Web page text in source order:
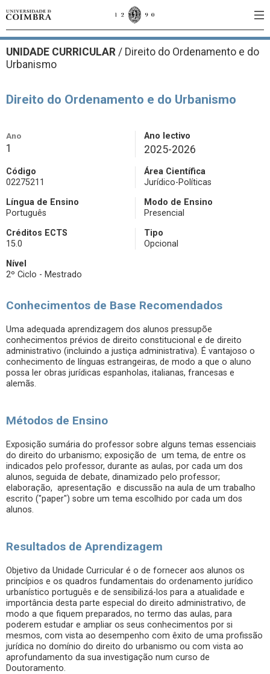
UNIDADE CURRICULAR / Direito do Ordenamento e do
Urbanismo
Direito do Ordenamento e do Urbanismo
Ano
1
Ano lectivo
2025-2026
Código
02275211
Área Científica
Jurídico-Políticas
Língua de Ensino
Português
Modo de Ensino
Presencial
Créditos ECTS
15.0
Tipo
Opcional
Nível
2º Ciclo - Mestrado
Conhecimentos de Base Recomendados
Uma adequada aprendizagem dos alunos pressupõe
conhecimentos prévios de direito constitucional e de direito
administrativo (incluindo a justiça administrativa). É vantajoso o
conhecimento de línguas estrangeiras, de modo a que o aluno
possa ler obras jurídicas espanholas, italianas, francesas e
alemãs.
Métodos de Ensino
Exposição sumária do professor sobre alguns temas essenciais
do direito do urbanismo; exposição de um tema, de entre os
indicados pelo professor, durante as aulas, por cada um dos
alunos, seguida de debate, dinamizado pelo professor;
elaboração, apresentação e discussão na aula de um trabalho
escrito ("paper") sobre um tema escolhido por cada um dos
alunos.
Resultados de Aprendizagem
Objetivo da Unidade Curricular é o de fornecer aos alunos os
princípios e os quadros fundamentais do ordenamento jurídico
urbanístico português e de sensibilizá-los para a atualidade e
importância desta parte especial do direito administrativo, de
modo a que fiquem preparados, no termo das aulas, para
poderem estudar e ampliar os seus conhecimentos por si
mesmos, com vista ao desempenho com êxito de uma profissão
jurídica no domínio do direito do urbanismo ou com vista ao
aprofundamento da sua investigação num curso de
Doutoramento.